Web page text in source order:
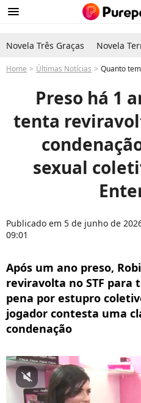
menu
Novela Três Graças Novela
Home Últimas Notícias Quanto tempo Robinho vai
Preso há 1
tenta
sexual
Publicado em 5 de junho de
09:01
Após um ano preso,
reviravolta no STF para
pena por estupro
jogador contesta uma
condenação